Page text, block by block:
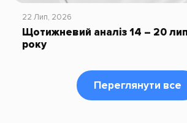
22 Лип, 2026
Щотижневий аналіз 14 – 20
року
Переглянути все